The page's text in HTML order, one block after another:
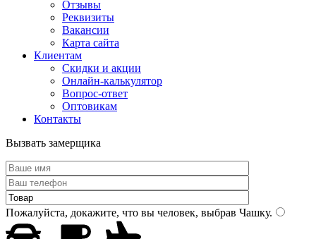
Отзывы
Реквизиты
Вакансии
Карта сайта
Клиентам
Скидки и акции
Онлайн-калькулятор
Вопрос-ответ
Оптовикам
Контакты
Вызвать замерщика
Пожалуйста, докажите, что вы человек, выбрав Чашку.